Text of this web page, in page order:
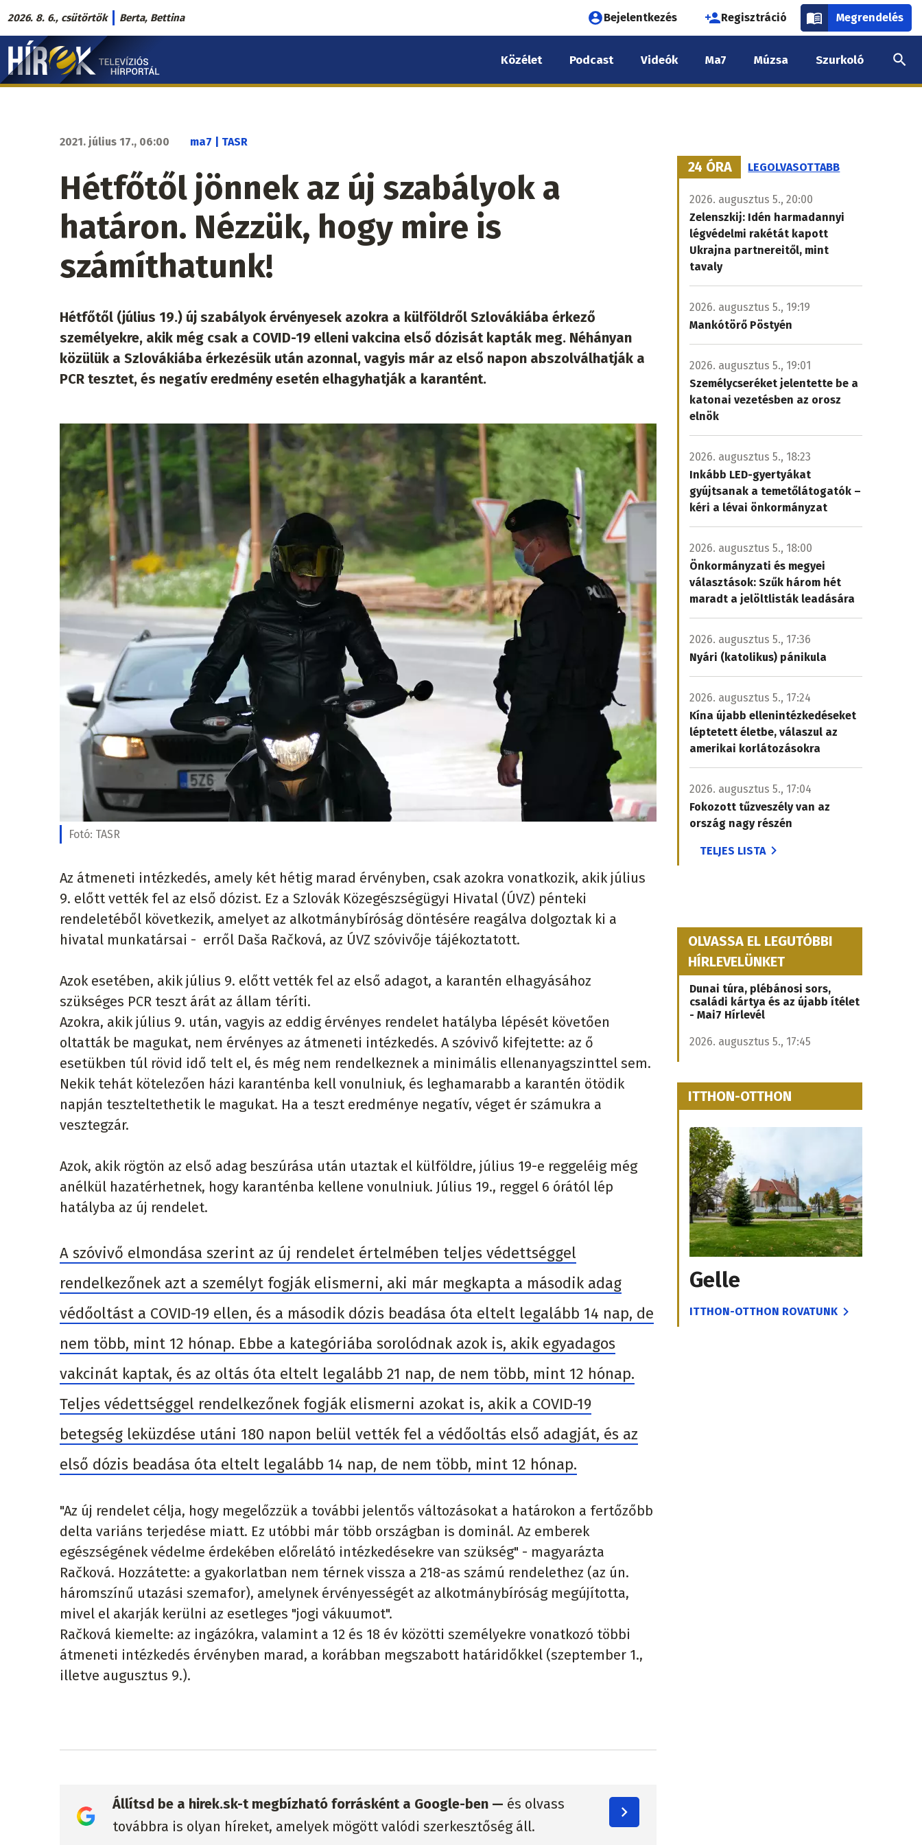
Ugrás
a
tartalomra
2026. 8. 6., csütörtök Berta, Bettina
Felhasználói
fiók
menüje
Bejelentkezés Regisztráció Megrendelés
Hírek.sk
fő
Közélet Podcast Videók Ma7 Múzsa Szurkoló
2021. július 17., 06:00 ma7 | TASR
Hétfőtől jönnek az új szabályok a
határon. Nézzük, hogy mire is
számíthatunk!
Hétfőtől (július 19.) új szabályok érvényesek azokra a külföldről Szlovákiába érkező
személyekre, akik még csak a COVID-19 elleni vakcina első dózisát kapták meg. Néhányan
közülük a Szlovákiába érkezésük után azonnal, vagyis már az első napon abszolválhatják a
PCR tesztet, és negatív eredmény esetén elhagyhatják a karantént.
Fotó: TASR
Az átmeneti intézkedés, amely két hétig marad érvényben, csak azokra vonatkozik, akik július
9. előtt vették fel az első dózist. Ez a Szlovák Közegészségügyi Hivatal (ÚVZ) pénteki
rendeletéből következik, amelyet az alkotmánybíróság döntésére reagálva dolgoztak ki a
hivatal munkatársai - erről Daša Račková, az ÚVZ szóvivője tájékoztatott.
Azok esetében, akik július 9. előtt vették fel az első adagot, a karantén elhagyásához
szükséges PCR teszt árát az állam téríti.
Azokra, akik július 9. után, vagyis az eddig érvényes rendelet hatályba lépését követően
oltatták be magukat, nem érvényes az átmeneti intézkedés. A szóvivő kifejtette: az ő
esetükben túl rövid idő telt el, és még nem rendelkeznek a minimális ellenanyagszinttel sem.
Nekik tehát kötelezően házi karanténba kell vonulniuk, és leghamarabb a karantén ötödik
napján teszteltethetik le magukat. Ha a teszt eredménye negatív, véget ér számukra a
vesztegzár.
Azok, akik rögtön az első adag beszúrása után utaztak el külföldre, július 19-e reggeléig még
anélkül hazatérhetnek, hogy karanténba kellene vonulniuk. Július 19., reggel 6 órától lép
hatályba az új rendelet.
A szóvivő elmondása szerint az új rendelet értelmében teljes védettséggel
rendelkezőnek azt a személyt fogják elismerni, aki már megkapta a második adag
védőoltást a COVID-19 ellen, és a második dózis beadása óta eltelt legalább 14 nap, de
nem több, mint 12 hónap. Ebbe a kategóriába sorolódnak azok is, akik egyadagos
vakcinát kaptak, és az oltás óta eltelt legalább 21 nap, de nem több, mint 12 hónap.
Teljes védettséggel rendelkezőnek fogják elismerni azokat is, akik a COVID-19
betegség leküzdése utáni 180 napon belül vették fel a védőoltás első adagját, és az
első dózis beadása óta eltelt legalább 14 nap, de nem több, mint 12 hónap.
"Az új rendelet célja, hogy megelőzzük a további jelentős változásokat a határokon a fertőzőbb
delta variáns terjedése miatt. Ez utóbbi már több országban is dominál. Az emberek
egészségének védelme érdekében előrelátó intézkedésekre van szükség" - magyarázta
Račková. Hozzátette: a gyakorlatban nem térnek vissza a 218-as számú rendelethez (az ún.
háromszínű utazási szemafor), amelynek érvényességét az alkotmánybíróság megújította,
mivel el akarják kerülni az esetleges "jogi vákuumot".
Račková kiemelte: az ingázókra, valamint a 12 és 18 év közötti személyekre vonatkozó többi
átmeneti intézkedés érvényben marad, a korábban megszabott határidőkkel (szeptember 1.,
illetve augusztus 9.).
Állítsd be a hirek.sk-t megbízható forrásként a Google-ben — és olvass
továbbra is olyan híreket, amelyek mögött valódi szerkesztőség áll.
24 ÓRA LEGOLVASOTTABB
2026. augusztus 5., 20:00
Zelenszkij: Idén harmadannyi
légvédelmi rakétát kapott
Ukrajna partnereitől, mint
tavaly
2026. augusztus 5., 19:19
Mankótörő Pöstyén
2026. augusztus 5., 19:01
Személycseréket jelentette be a
katonai vezetésben az orosz
elnök
2026. augusztus 5., 18:23
Inkább LED-gyertyákat
gyújtsanak a temetőlátogatók –
kéri a lévai önkormányzat
2026. augusztus 5., 18:00
Önkormányzati és megyei
választások: Szűk három hét
maradt a jelöltlisták leadására
2026. augusztus 5., 17:36
Nyári (katolikus) pánikula
2026. augusztus 5., 17:24
Kína újabb ellenintézkedéseket
léptetett életbe, válaszul az
amerikai korlátozásokra
2026. augusztus 5., 17:04
Fokozott tűzveszély van az
ország nagy részén
TELJES LISTA
OLVASSA EL LEGUTÓBBI
HÍRLEVELÜNKET
Dunai túra, plébánosi sors,
családi kártya és az újabb ítélet
- Mai7 Hírlevél
2026. augusztus 5., 17:45
ITTHON-OTTHON
Gelle
ITTHON-OTTHON ROVATUNK